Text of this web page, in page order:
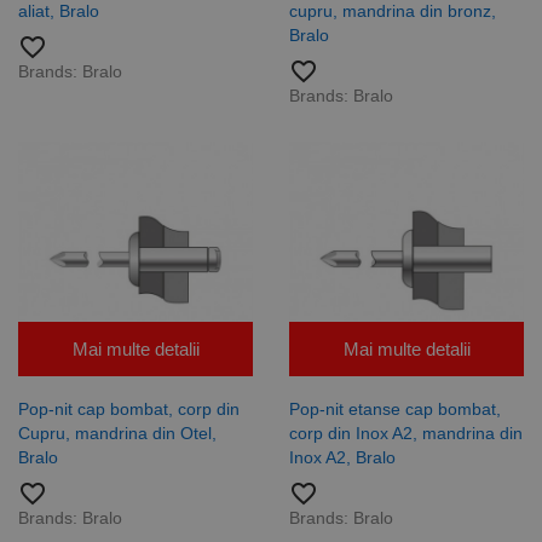
aliat, Bralo
favorite_border
Brands: Bralo
cupru, mandrina din bronz,
Bralo
favorite_border
Brands: Bralo
Mai multe detalii
Pop-nit cap bombat, corp din
Cupru, mandrina din Otel,
Bralo
favorite_border
Brands: Bralo
Mai multe detalii
Pop-nit etanse cap bombat,
corp din Inox A2, mandrina din
Inox A2, Bralo
favorite_border
Brands: Bralo
aleatoriu,
modul în care
pagini.
Furnizor
Domeniu
Google
.rocast.ro
2 ani
Nume
Domeniu
Expirare Descriere
sibautomation.com
6 luni 1
zi
cookie este
optimiza
Nume Expirare Descriere
[abcdef0123456789]
{32}
luni
.www.rocast.ro
6 luni 1